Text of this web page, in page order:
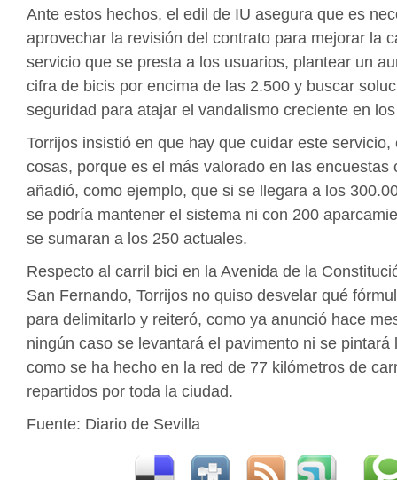
Ante estos hechos, el edil de IU asegura que es
aprovechar la revisión del contrato para mejorar la
servicio que se presta a los usuarios, plantear un
cifra de bicis por encima de las 2.500 y buscar
seguridad para atajar el vandalismo creciente en
Torrijos insistió en que hay que cuidar este servicio,
cosas, porque es el más valorado en las encuestas
añadió, como ejemplo, que si se llegara a los
se podría mantener el sistema ni con 200
se sumaran a los 250 actuales.
Respecto al carril bici en la Avenida de la
San Fernando, Torrijos no quiso desvelar qué
para delimitarlo y reiteró, como ya anunció hace
ningún caso se levantará el pavimento ni se pintará
como se ha hecho en la red de 77 kilómetros de
repartidos por toda la ciudad.
Fuente: Diario de Sevilla